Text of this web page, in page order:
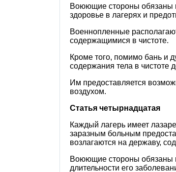
Воюющие стороны обязаны
здоровье в лагерях и
Военнопленные
содержащимися в чистоте.
Кроме того, помимо бань и
содержания тела в чистоте
Им предоставляется
воздухом.
Статья четырнадцатая
Каждый лагерь имеет
заразным больным
возлагаются на державу,
Воюющие стороны обязаны
длительности его